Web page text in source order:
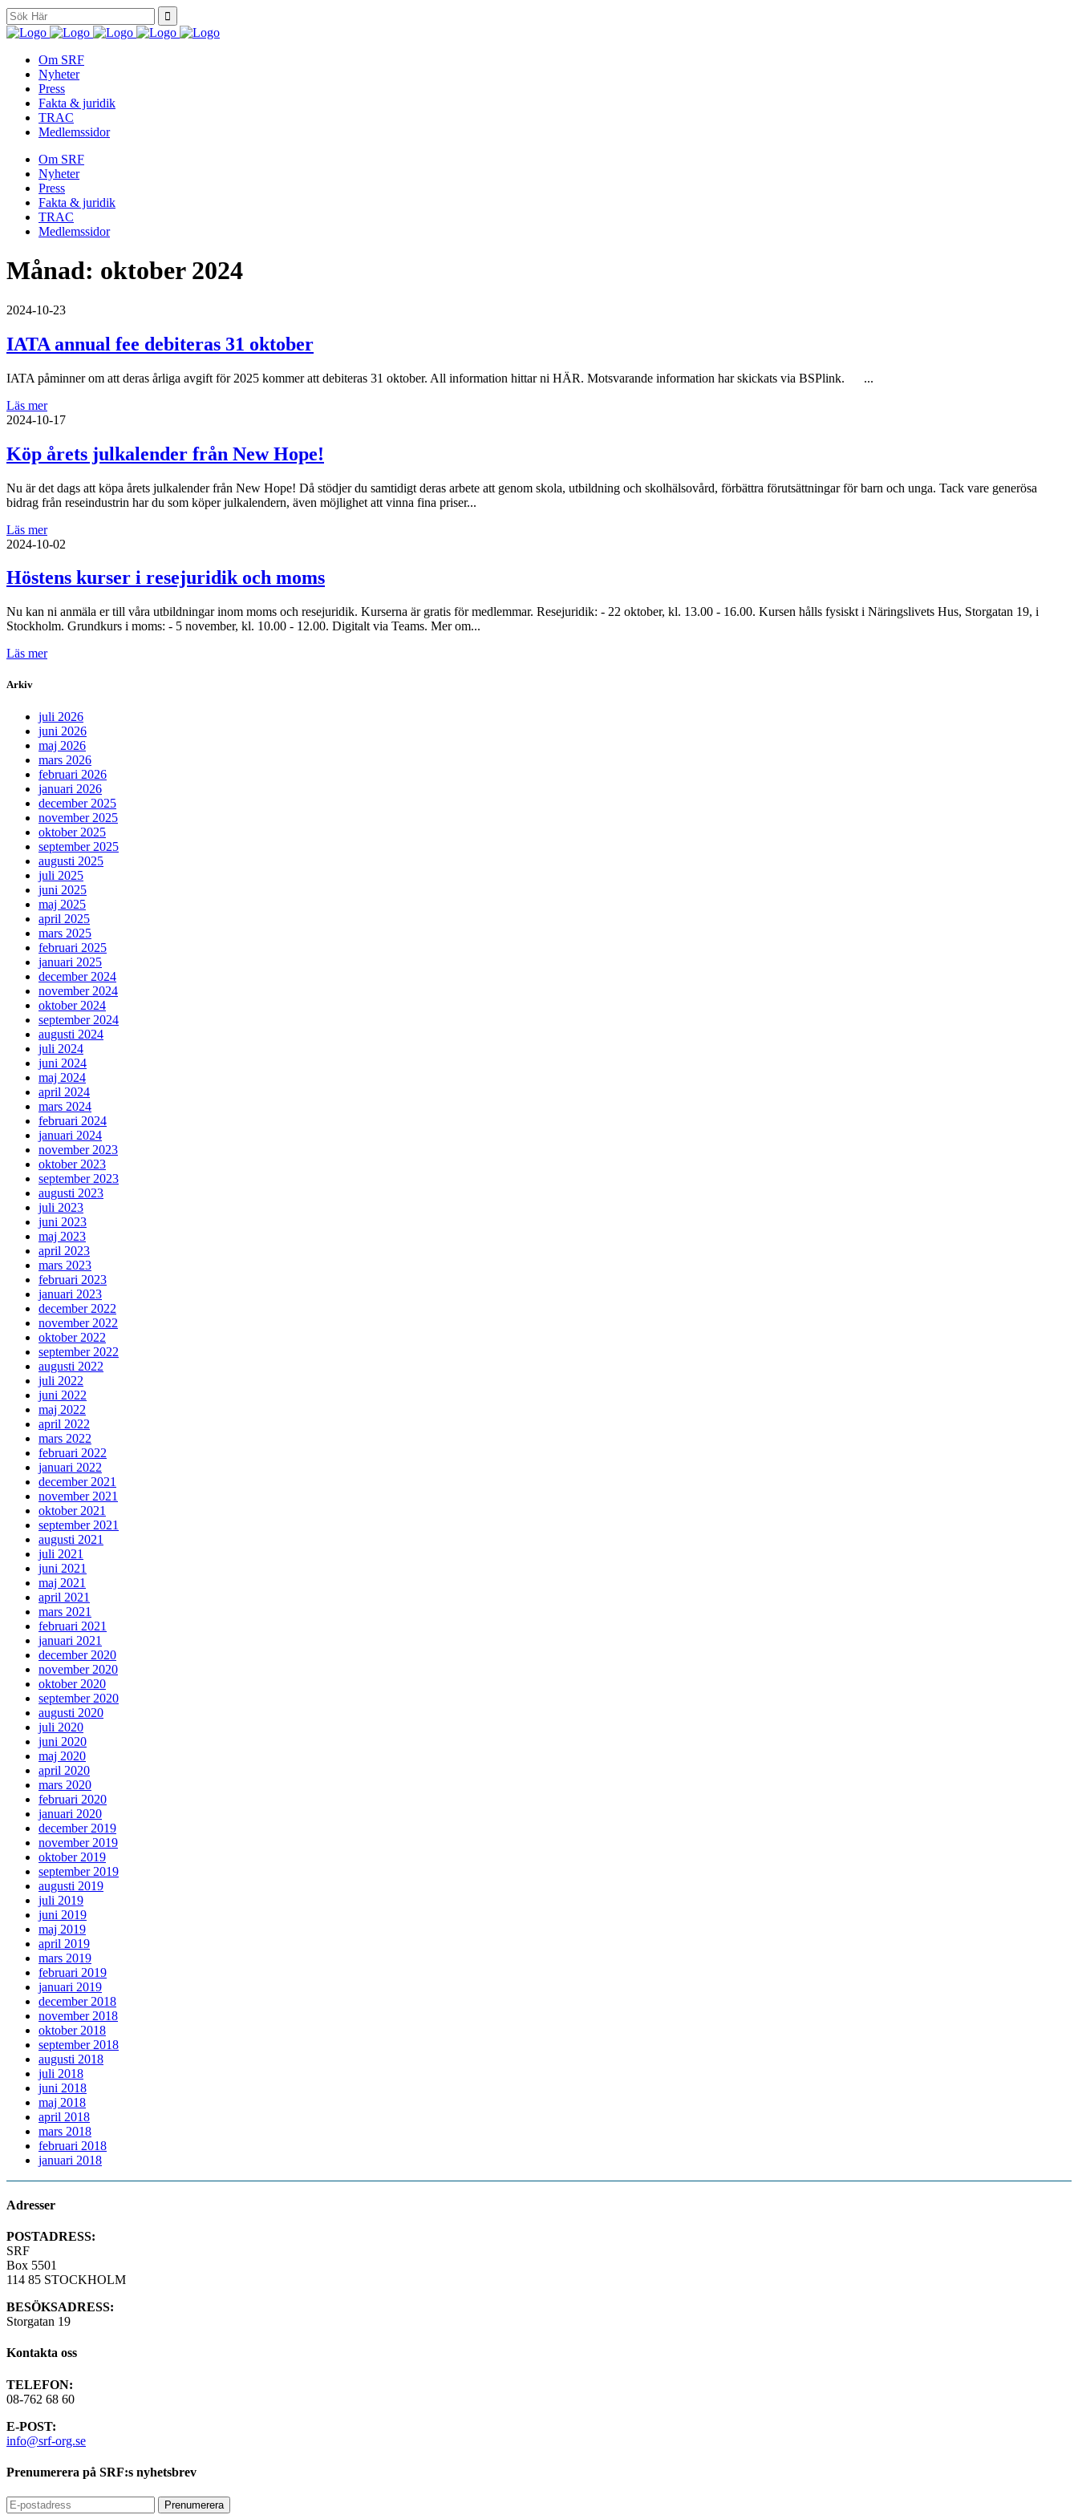
Search
for:
Om SRF
Nyheter
Press
Fakta & juridik
TRAC
Medlemssidor
Om SRF
Nyheter
Press
Fakta & juridik
TRAC
Medlemssidor
Månad: oktober 2024
2024-10-23
IATA annual fee debiteras 31 oktober
IATA påminner om att deras årliga avgift för 2025 kommer att debiteras 31 oktober. All information hittar ni HÄR. Motsvarande information har skickats via BSPlink. ...
Läs mer
2024-10-17
Köp årets julkalender från New Hope!
Nu är det dags att köpa årets julkalender från New Hope! Då stödjer du samtidigt deras arbete att genom skola, utbildning och skolhälsovård, förbättra förutsättningar för barn och unga. Tack vare generösa
bidrag från reseindustrin har du som köper julkalendern, även möjlighet att vinna fina priser...
Läs mer
2024-10-02
Höstens kurser i resejuridik och moms
Nu kan ni anmäla er till våra utbildningar inom moms och resejuridik. Kurserna är gratis för medlemmar. Resejuridik: - 22 oktober, kl. 13.00 - 16.00. Kursen hålls fysiskt i Näringslivets Hus, Storgatan 19, i
Stockholm. Grundkurs i moms: - 5 november, kl. 10.00 - 12.00. Digitalt via Teams. Mer om...
Läs mer
Arkiv
juli 2026
juni 2026
maj 2026
mars 2026
februari 2026
januari 2026
december 2025
november 2025
oktober 2025
september 2025
augusti 2025
juli 2025
juni 2025
maj 2025
april 2025
mars 2025
februari 2025
januari 2025
december 2024
november 2024
oktober 2024
september 2024
augusti 2024
juli 2024
juni 2024
maj 2024
april 2024
mars 2024
februari 2024
januari 2024
november 2023
oktober 2023
september 2023
augusti 2023
juli 2023
juni 2023
maj 2023
april 2023
mars 2023
februari 2023
januari 2023
december 2022
november 2022
oktober 2022
september 2022
augusti 2022
juli 2022
juni 2022
maj 2022
april 2022
mars 2022
februari 2022
januari 2022
december 2021
november 2021
oktober 2021
september 2021
augusti 2021
juli 2021
juni 2021
maj 2021
april 2021
mars 2021
februari 2021
januari 2021
december 2020
november 2020
oktober 2020
september 2020
augusti 2020
juli 2020
juni 2020
maj 2020
april 2020
mars 2020
februari 2020
januari 2020
december 2019
november 2019
oktober 2019
september 2019
augusti 2019
juli 2019
juni 2019
maj 2019
april 2019
mars 2019
februari 2019
januari 2019
december 2018
november 2018
oktober 2018
september 2018
augusti 2018
juli 2018
juni 2018
maj 2018
april 2018
mars 2018
februari 2018
januari 2018
Adresser
POSTADRESS:
SRF
Box 5501
114 85 STOCKHOLM
BESÖKSADRESS:
Storgatan 19
Kontakta oss
TELEFON:
08-762 68 60
E-POST:
info@srf-org.se
Prenumerera på SRF:s nyhetsbrev